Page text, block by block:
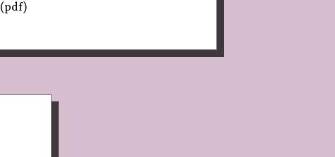
(pdf)